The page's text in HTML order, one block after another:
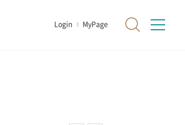
Login MyPage